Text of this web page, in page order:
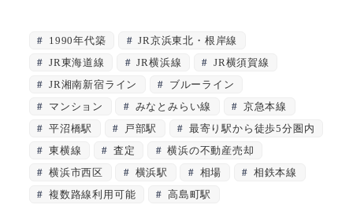
1990年代築
JR京浜東北・根岸線
JR東海道線
JR横浜線
JR横須賀線
JR湘南新宿ライン
ブルーライン
マンション
みなとみらい線
京急本線
平沼橋駅
戸部駅
最寄り駅から徒歩5分圏内
東横線
査定
横浜の不動産売却
横浜市西区
横浜駅 相場
相鉄本線
複数路線利用可能
高島町駅